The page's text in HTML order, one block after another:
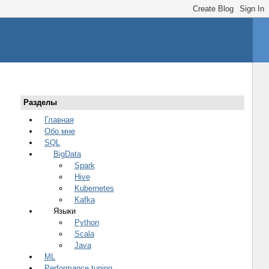
Разделы
Главная
Обо мне
SQL
BigData
Spark
Hive
Kubernetes
Kafka
Языки
Python
Scala
Java
ML